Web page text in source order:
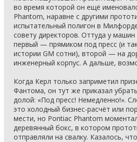
во время которой он ещё
Phantom, наравне с другими
испытательный полигон в
совету директоров. Оттуда у
первый — прямиком под пресс (и
истории GM сотни), второй — на
инженерный корпус. А дальше,
Когда Керл только заприметил
Фантома, он тут же приказал
долой: «Под пресс! Немедленно!».
это холодный бизнес-расчёт или
мести, но Pontiac Phantom
деревянный бокс, в котором
отправляли на свалку. Казалось,